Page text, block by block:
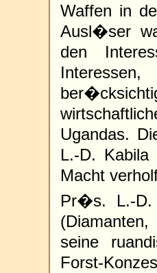
Waffen in
Ausl�ser
den
Ugandas.
L.-D.
Macht
Pr�s. L.-
seine
Forst-